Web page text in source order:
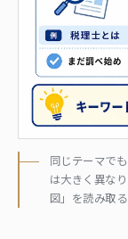
同じテーマで
は大きく異な
図」を読み取